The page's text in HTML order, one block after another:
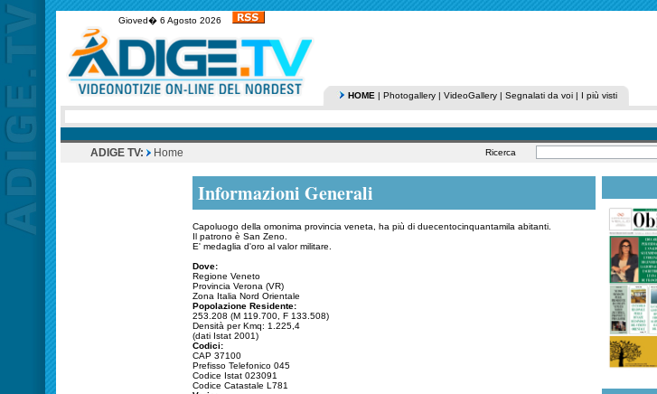
Gioved� 6 Agosto 2026
HOME | Photogallery | VideoGallery | Segnalati da voi | I più visti
ADIGE TV: Home Ricerca
Informazioni Generali
Capoluogo della omonima provincia veneta, ha più di duecentocinquantamila abitanti.
Il patrono è San Zeno.
E' medaglia d'oro al valor militare.
Dove:
Regione Veneto
Provincia Verona (VR)
Zona Italia Nord Orientale
Popolazione Residente:
253.208 (M 119.700, F 133.508)
Densità per Kmq: 1.225,4
(dati Istat 2001)
Codici:
CAP 37100
Prefisso Telefonico 045
Codice Istat 023091
Codice Catastale L781